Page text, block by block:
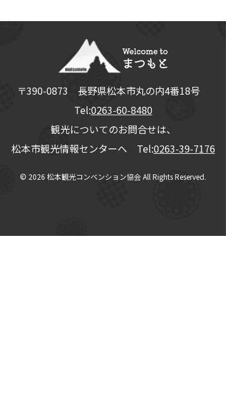
〒390-0873 長野県松本市丸の内4番18号
Tel:0263-60-8480
観光についてのお問合せは、
松本市観光情報センターへ Tel:0263-39-7176
© 2026 松本観光コンベンション協会All Rights Reserved.